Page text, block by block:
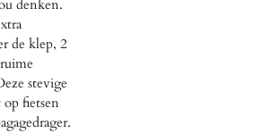
denken.
de klep, 2
stevige
op fietsen